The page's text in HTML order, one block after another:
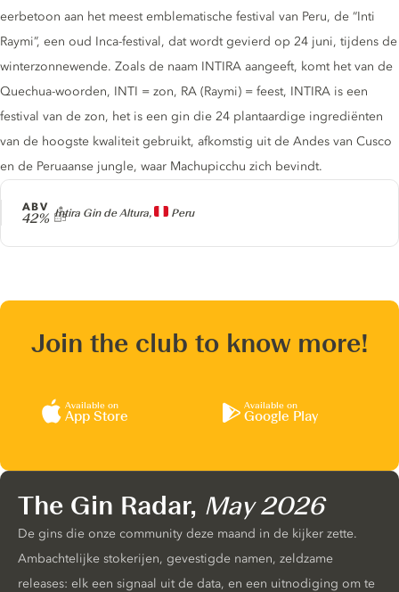
Producer
Intira Gin de Altura, Peru
ABV
42%
eerbetoon aan het meest emblematische festival van Peru, de “Inti
Raymi”, een oud Inca-festival, dat wordt gevierd op 24 juni, tijdens de
winterzonnewende. Zoals de naam INTIRA aangeeft, komt het van de
Quechua-woorden, INTI = zon, RA (Raymi) = feest, INTIRA is een
festival van de zon, het is een gin die 24 plantaardige ingrediënten
van de hoogste kwaliteit gebruikt, afkomstig uit de Andes van Cusco
en de Peruaanse jungle, waar Machupicchu zich bevindt.
Join the club to know more!
Available on
App Store
Available on
Google Play
The Gin Radar, May 2026
De gins die onze community deze maand in de kijker zette.
Ambachtelijke stokerijen, gevestigde namen, zeldzame
releases: elk een signaal uit de data, en een uitnodiging om te